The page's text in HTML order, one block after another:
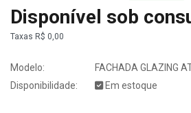
Disponível sob
Taxas R$ 0,00
Modelo:
FACHADA GLAZING
Disponibilidade:
Em estoque